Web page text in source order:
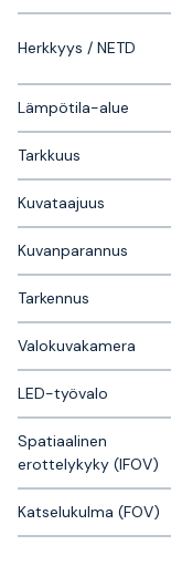
Herkkyys / NETD
Lämpötila-alue
Tarkkuus
Kuvataajuus
Kuvanparannus
Tarkennus
Valokuvakamera
LED-työvalo
Spatiaalinen
erottelykyky (IFOV)
Katselukulma (FOV)